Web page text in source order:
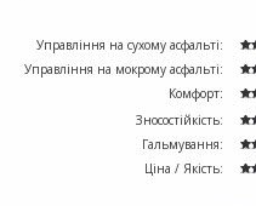
Управління на сухому асфальті:
Управління на мокрому асфальті:
Комфорт:
Зносостійкість:
Гальмування:
Ціна / Якість: